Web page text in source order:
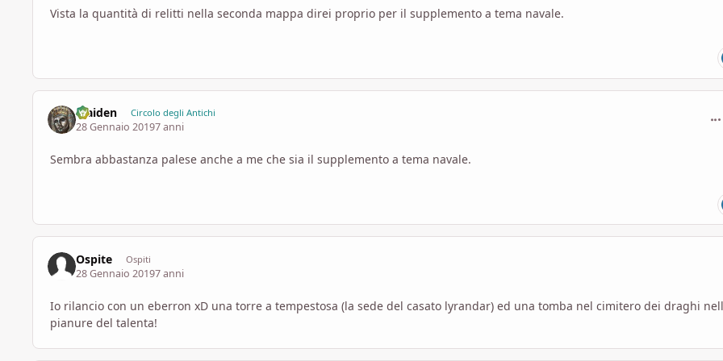
Vista la quantità di relitti nella seconda mappa direi proprio per il supplemento a tema navale.
Maiden Circolo degli Antichi
28 Gennaio 20197 anni
Sembra abbastanza palese anche a me che sia il supplemento a tema navale.
Ospite Ospiti
28 Gennaio 20197 anni
Io rilancio con un eberron xD una torre a tempestosa (la sede del casato lyrandar) ed una tomba nel cimitero dei draghi
pianure del talenta!